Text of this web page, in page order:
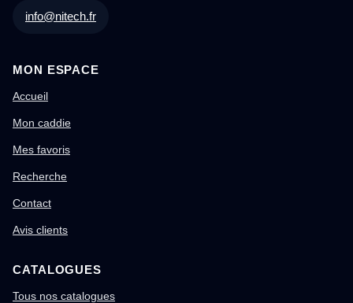
info@nitech.fr
MON ESPACE
Accueil
Mon caddie
Mes favoris
Recherche
Contact
Avis clients
CATALOGUES
Tous nos catalogues